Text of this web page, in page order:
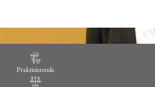
Praktizierende